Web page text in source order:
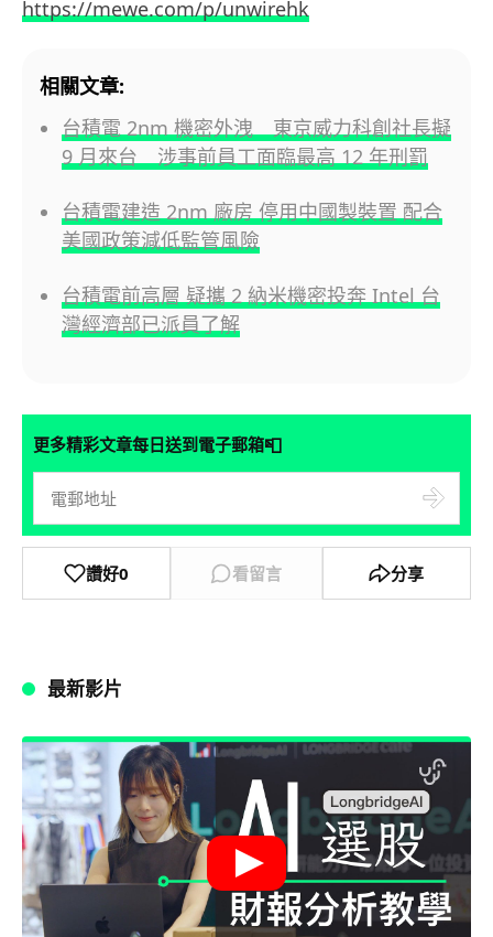
https://mewe.com/p/unwirehk
相關文章:
台積電 2nm 機密外洩 東京威力科創社長擬
9 月來台 涉事前員工面臨最高 12 年刑罰
台積電建造 2nm 廠房 停用中國製裝置 配合
美國政策減低監管風險
台積電前高層 疑攜 2 納米機密投奔 Intel 台
灣經濟部已派員了解
更多精彩文章每日送到電子郵箱📮
讚好0 看留言 分享
最新影片